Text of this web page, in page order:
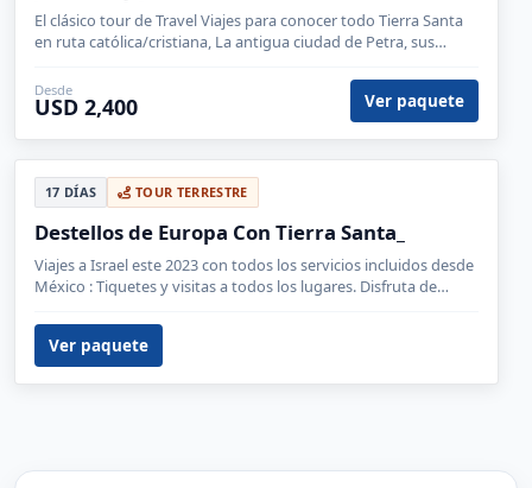
El clásico tour de Travel Viajes para conocer todo Tierra Santa
en ruta católica/cristiana, La antigua ciudad de Petra, sus
Desde
USD 2,400 Ver paquete
17 DÍAS TOUR TERRESTRE
Destellos de Europa Con Tierra Santa_
Viajes a Israel este 2023 con todos los servicios incluidos desde
México : Tiquetes y visitas a todos los lugares. Disfruta de
Ver paquete